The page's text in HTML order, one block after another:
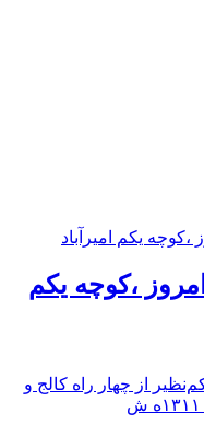
،کوچه یکم